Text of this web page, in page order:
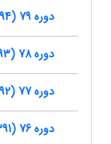
دوره 79 (1394)
دوره 78 (1393)
دوره 77 (1392)
دوره 76 (1391)